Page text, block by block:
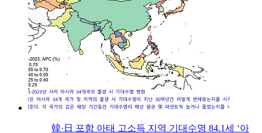
韓·日 포함 아태 고소득 지역 기대수명 84.1세 ‘아